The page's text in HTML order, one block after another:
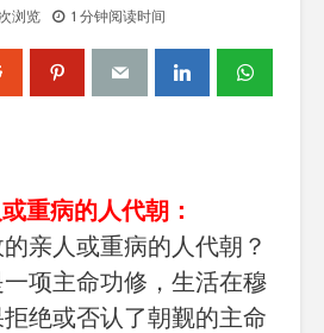
浏览 1 分钟阅读时间
重病的人代朝：
亲人或重病的人代朝？
项主命功修，生活在穆
绝或否认了朝觐的主命